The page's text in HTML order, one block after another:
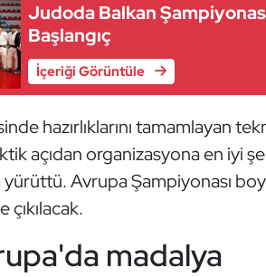
Judoda Balkan
Başlangıç
İçeriği Görüntüle
hazırlıklarını tamamlayan
açıdan organizasyona en iyi
yürüttü. Avrupa Şampiyonası
madalya